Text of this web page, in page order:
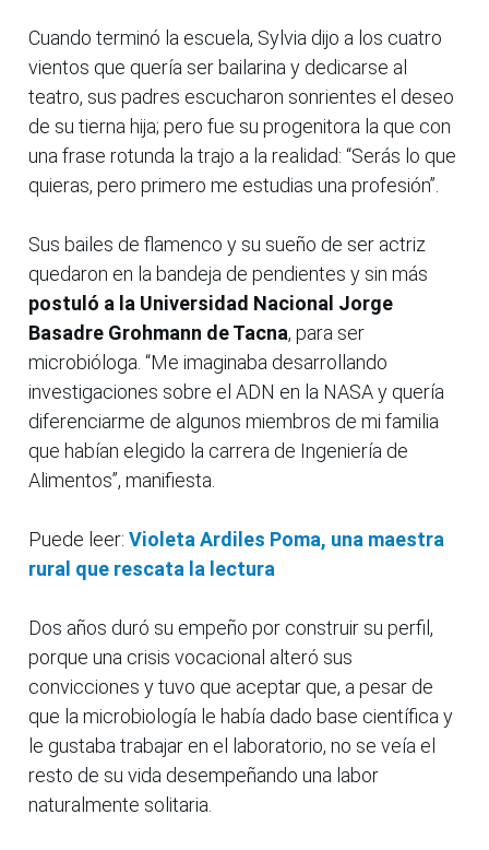
Cuando terminó la escuela, Sylvia dijo a los cuatro
vientos que quería ser bailarina y dedicarse al
teatro, sus padres escucharon sonrientes el deseo
de su tierna hija; pero fue su progenitora la que con
una frase rotunda la trajo a la realidad: “Serás lo que
quieras, pero primero me estudias una profesión”.
Sus bailes de flamenco y su sueño de ser actriz
quedaron en la bandeja de pendientes y sin más
postuló a la Universidad Nacional Jorge
Basadre Grohmann de Tacna, para ser
microbióloga. “Me imaginaba desarrollando
investigaciones sobre el ADN en la NASA y quería
diferenciarme de algunos miembros de mi familia
que habían elegido la carrera de Ingeniería de
Alimentos”, manifiesta.
Puede leer: Violeta Ardiles Poma, una maestra
rural que rescata la lectura
Dos años duró su empeño por construir su perfil,
porque una crisis vocacional alteró sus
convicciones y tuvo que aceptar que, a pesar de
que la microbiología le había dado base científica y
le gustaba trabajar en el laboratorio, no se veía el
resto de su vida desempeñando una labor
naturalmente solitaria.